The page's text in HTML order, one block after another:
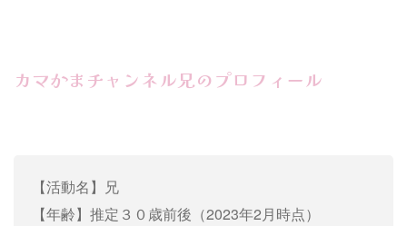
カマかまチャンネル兄のプロフィール
【活動名】兄
【年齢】推定３０歳前後（2023年2月時点）